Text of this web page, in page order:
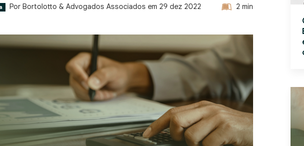
Por Bortolotto & Advogados Associados em 29 dez 2022 2 min